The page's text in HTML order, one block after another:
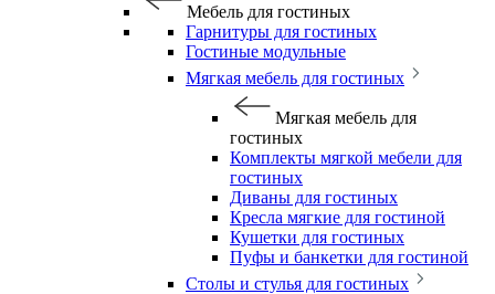
Мебель для гостиных
Гарнитуры для гостиных
Гостиные модульные
Мягкая мебель для гостиных
Мягкая мебель для
гостиных
Комплекты мягкой мебели для
гостиных
Диваны для гостиных
Кресла мягкие для гостиной
Кушетки для гостиных
Пуфы и банкетки для гостиной
Столы и стулья для гостиных